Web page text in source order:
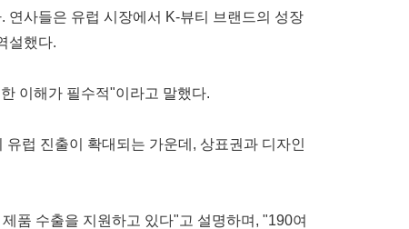
사들은 유럽 시장에서 K-뷰티 브랜드의 성장
설했다.
이해가 필수적"이라고 말했다.
럽 진출이 확대되는 가운데, 상표권과 디자인
품 수출을 지원하고 있다"고 설명하며, "190여